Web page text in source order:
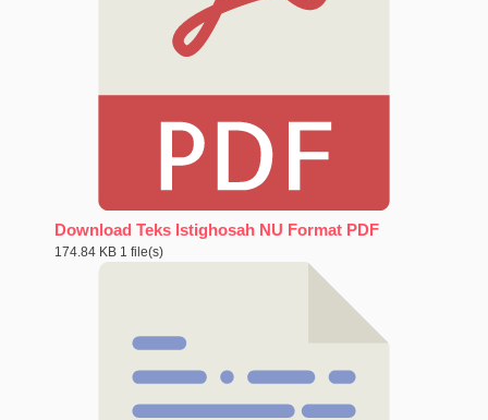
Download Teks Istighosah NU Format PDF
174.84 KB 1 file(s)